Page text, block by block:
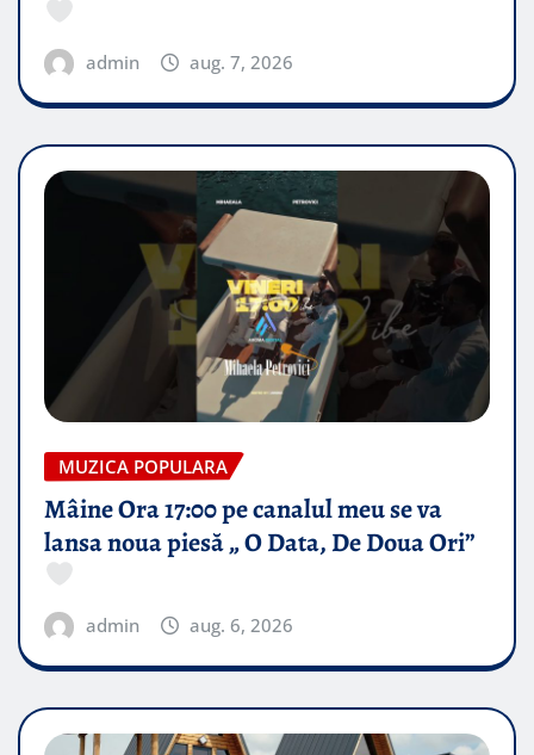
admin aug. 7, 2026
MUZICA POPULARA
Mâine Ora 17:00 pe canalul meu se va
lansa noua piesă „ O Data, De Doua Ori”
admin aug. 6, 2026